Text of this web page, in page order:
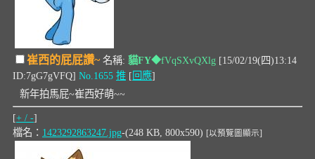
崔西的屁屁讚~ 名稱: 貓FY◆fVqSXvQXlg [15/02/19(四)13:14
ID:7gG7gVFQ] No.1655 推 [ 回應]
新年拍馬屁~崔西好萌~~
[+ / -]
檔名： 1423292863247.jpg-(248 KB, 800x590) [以預覽圖顯示]